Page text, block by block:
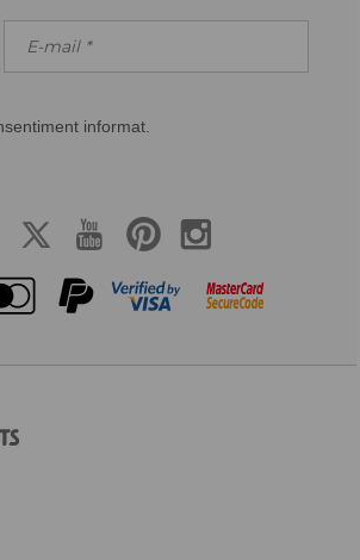
informat.